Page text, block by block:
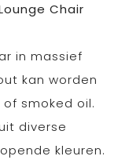
Chair
in massief
kan worden
smoked oil.
diverse
kleuren.